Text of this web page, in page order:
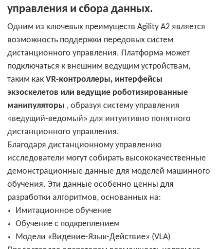
управления и сбора данных.
Одним из ключевых преимуществ Agility A2 является
возможность поддержки передовых систем
дистанционного управления. Платформа может
подключаться к внешним ведущим устройствам,
таким как VR-контроллеры, интерфейсы
экзоскелетов или ведущие роботизированные
манипуляторы , образуя систему управления
«ведущий-ведомый» для интуитивно понятного
дистанционного управления.
Благодаря дистанционному управлению
исследователи могут собирать высококачественные
демонстрационные данные для моделей машинного
обучения. Эти данные особенно ценны для
разработки алгоритмов, основанных на:
Имитационное обучение
Обучение с подкреплением
Модели «Видение-Язык-Действие» (VLA)